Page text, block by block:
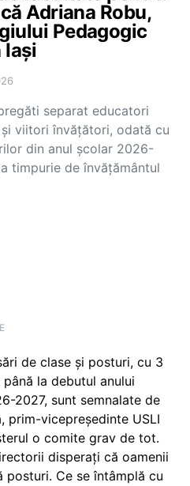
Adriana Robu,
Pedagogic
Iași
separat educatori
viitori învățători, odată cu
din anul școlar 2026-
timpurie de învățământul
de clase și posturi, cu 3
până la debutul anului
2027, sunt semnalate de
prim-vicepreședinte USLI
o comite grav de tot.
disperați că oamenii
posturi. Ce se întâmplă cu